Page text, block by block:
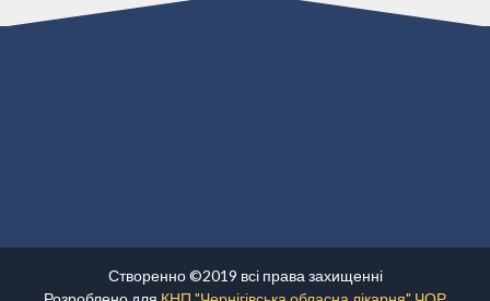
Створенно ©2019 всі права захищенні